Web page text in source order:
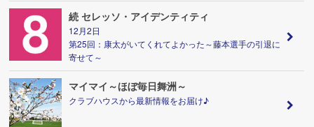
続 セレッソ・アイデンティティ
12月2日
第25回：康太がいてくれてよかった～藤本選手の引退に
寄せて～
マイマイ～ほぼ毎日舞洲～
クラブハウスから最新情報をお届け♪